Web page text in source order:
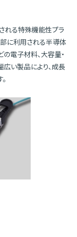
れる特殊機能性プラ
に利用される半導体
電子材料、大容量・
い製品により、成長